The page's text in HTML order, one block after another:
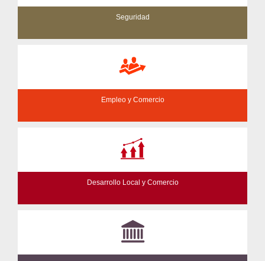
Seguridad
Empleo y Comercio
Desarrollo Local y Comercio